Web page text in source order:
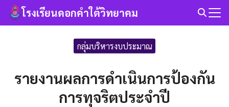
Skip
โรงเรียนดอกคำใต้วิทยาคม
กลุ่มบริหารงบประมาณ
รายงานผลการดำเนินการป้องกัน
การทุจริตประจำปี